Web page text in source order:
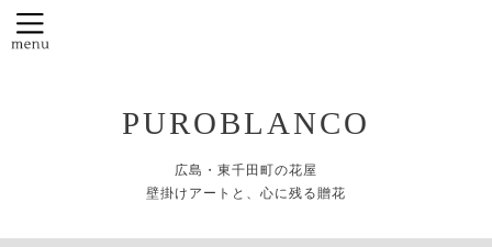
PUROBLANCO
広島・東千田町の花屋
壁掛けアートと、心に残る贈花